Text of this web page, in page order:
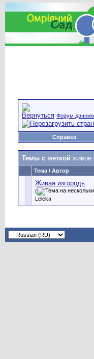
Форум
Справка
Темы с меткой живое
Тема / Автор
Живая изгородь
(
Leleka